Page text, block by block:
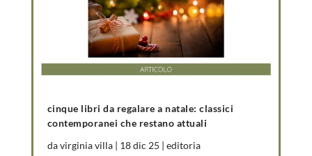
cinque libri da regalare a natale: classici
contemporanei che restano attuali
davirginia villa| 18 dic 25 | editoria